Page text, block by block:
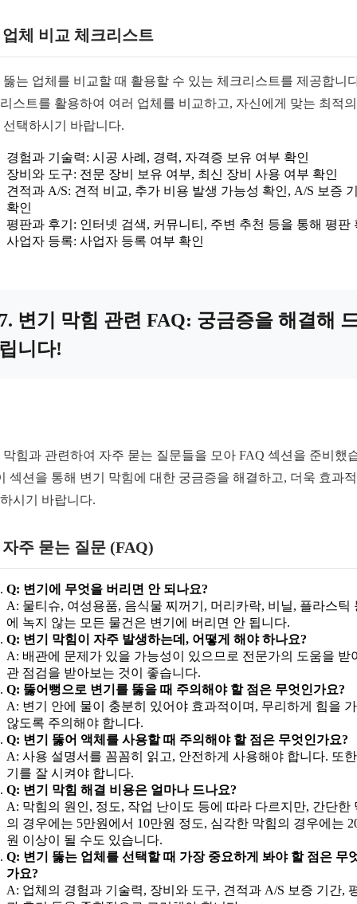
업체 비교 체크리스트
뚫는 업체를 비교할 때 활용할 수 있는 체크리스트를 제공합니
스트를 활용하여 여러 업체를 비교하고, 자신에게 맞는 최적
선택하시기 바랍니다.
경험과 기술력: 시공 사례, 경력, 자격증 보유 여부 확인
장비와 도구: 전문 장비 보유 여부, 최신 장비 사용 여부 확인
견적과 A/S: 견적 비교, 추가 비용 발생 가능성 확인, A/S 보증
확인
평판과 후기: 인터넷 검색, 커뮤니티, 주변 추천 등을 통해 평판
사업자 등록: 사업자 등록 여부 확인
변기 막힘 관련 FAQ: 궁금증을 해결해
니다!
막힘과 관련하여 자주 묻는 질문들을 모아 FAQ 섹션을 준비했
섹션을 통해 변기 막힘에 대한 궁금증을 해결하고, 더욱 효과
시기 바랍니다.
자주 묻는 질문 (FAQ)
Q: 변기에 무엇을 버리면 안 되나요?
A: 물티슈, 여성용품, 음식물 찌꺼기, 머리카락, 비닐, 플라스틱
에 녹지 않는 모든 물건은 변기에 버리면 안 됩니다.
Q: 변기 막힘이 자주 발생하는데, 어떻게 해야 하나요?
A: 배관에 문제가 있을 가능성이 있으므로 전문가의 도움을 받
관 점검을 받아보는 것이 좋습니다.
Q: 뚫어뻥으로 변기를 뚫을 때 주의해야 할 점은 무엇인가요?
A: 변기 안에 물이 충분히 있어야 효과적이며, 무리하게 힘을
않도록 주의해야 합니다.
Q: 변기 뚫어 액체를 사용할 때 주의해야 할 점은 무엇인가요?
A: 사용 설명서를 꼼꼼히 읽고, 안전하게 사용해야 합니다. 또
기를 잘 시켜야 합니다.
Q: 변기 막힘 해결 비용은 얼마나 드나요?
A: 막힘의 원인, 정도, 작업 난이도 등에 따라 다르지만, 간단한
의 경우에는 5만원에서 10만원 정도, 심각한 막힘의 경우에는
원 이상이 될 수도 있습니다.
Q: 변기 뚫는 업체를 선택할 때 가장 중요하게 봐야 할 점은 무
가요?
A: 업체의 경험과 기술력, 장비와 도구, 견적과 A/S 보증 기간,